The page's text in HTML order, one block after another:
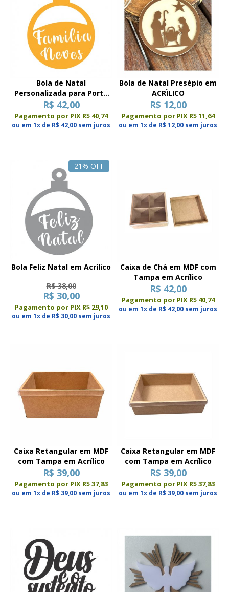
Bola de Natal
Personalizada para Porta
em Acrílico
R$ 42,00
Pagamento por PIX R$ 40,74
ou em 1x de R$ 42,00 sem juros
Bola de Natal Presépio em
ACRÌLICO
R$ 12,00
Pagamento por PIX R$ 11,64
ou em 1x de R$ 12,00 sem juros
21% OFF
Bola Feliz Natal em Acrílico
R$ 38,00
R$ 30,00
Pagamento por PIX R$ 29,10
ou em 1x de R$ 30,00 sem juros
Caixa de Chá em MDF com
Tampa em Acrílico
R$ 42,00
Pagamento por PIX R$ 40,74
ou em 1x de R$ 42,00 sem juros
Caixa Retangular em MDF
com Tampa em Acrílico
R$ 39,00
Pagamento por PIX R$ 37,83
ou em 1x de R$ 39,00 sem juros
Caixa Retangular em MDF
com Tampa em Acrílico
R$ 39,00
Pagamento por PIX R$ 37,83
ou em 1x de R$ 39,00 sem juros